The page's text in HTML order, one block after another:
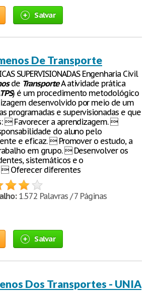
Salvar
De Transporte
SUPERVISIONADAS Engenharia Civil
de TransporteA atividade prática
) é um procedimento metodológico
desenvolvido por meio de um
programadas e supervisionadas e que
 Favorecer a aprendizagem. 
do aluno pelo
e eficaz.  Promover o estudo, a
em grupo.  Desenvolver os
sistemáticos e o
 Oferecer diferentes
1.572 Palavras / 7 Páginas
Salvar
Dos Transportes - UNIA